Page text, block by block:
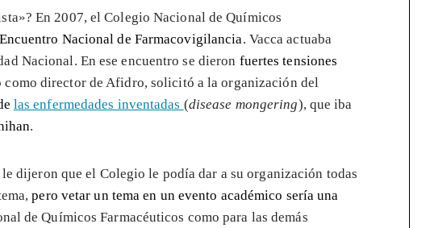
En 2007, el Colegio Nacional de Químicos
Nacional de Farmacovigilancia. Vacca actuaba
Nacional. En ese encuentro se dieron fuertes tensiones
como director de Afidro, solicitó a la organización del
las enfermedades inventadas (disease mongering), que iba
.
dijeron que el Colegio le podía dar a su organización todas
pero vetar un tema en un evento académico sería una
de Químicos Farmacéuticos como para las demás